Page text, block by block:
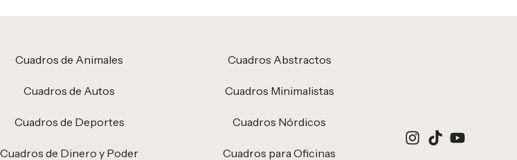
Cuadros de Animales
Cuadros de Autos
Cuadros de Deportes
Cuadros de Dinero y Poder
Cuadros Abstractos
Cuadros Minimalistas
Cuadros Nórdicos
Cuadros para Oficinas